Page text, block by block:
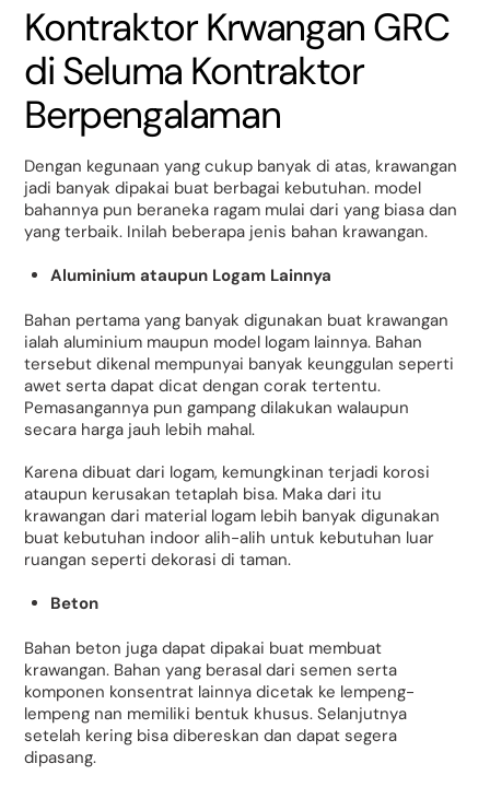
Kontraktor Krwangan GRC
di Seluma Kontraktor
Berpengalaman
Dengan kegunaan yang cukup banyak di atas, krawangan
jadi banyak dipakai buat berbagai kebutuhan. model
bahannya pun beraneka ragam mulai dari yang biasa dan
yang terbaik. Inilah beberapa jenis bahan krawangan.
Aluminium ataupun Logam Lainnya
Bahan pertama yang banyak digunakan buat krawangan
ialah aluminium maupun model logam lainnya. Bahan
tersebut dikenal mempunyai banyak keunggulan seperti
awet serta dapat dicat dengan corak tertentu.
Pemasangannya pun gampang dilakukan walaupun
secara harga jauh lebih mahal.
Karena dibuat dari logam, kemungkinan terjadi korosi
ataupun kerusakan tetaplah bisa. Maka dari itu
krawangan dari material logam lebih banyak digunakan
buat kebutuhan indoor alih-alih untuk kebutuhan luar
ruangan seperti dekorasi di taman.
Beton
Bahan beton juga dapat dipakai buat membuat
krawangan. Bahan yang berasal dari semen serta
komponen konsentrat lainnya dicetak ke lempeng-
lempeng nan memiliki bentuk khusus. Selanjutnya
setelah kering bisa dibereskan dan dapat segera
dipasang.